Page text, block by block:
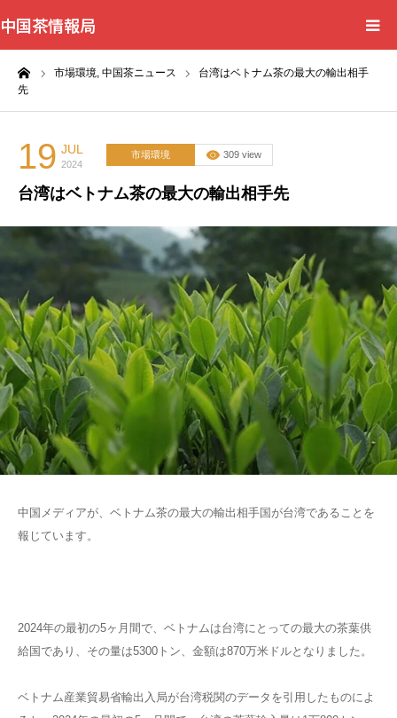
中国茶情報局
市場環境, 中国茶ニュース
台湾はベトナム茶の最大の輸出相手
先
19 JUL
2024
市場環境 309 view
台湾はベトナム茶の最大の輸出相手先
中国メディアが、ベトナム茶の最大の輸出相手国が台湾であることを
報じています。
2024年の最初の5ヶ月間で、ベトナムは台湾にとっての最大の茶葉供
給国であり、その量は5300トン、金額は870万米ドルとなりました。
ベトナム産業貿易省輸出入局が台湾税関のデータを引用したものによ
Home
Events
Shops
Books